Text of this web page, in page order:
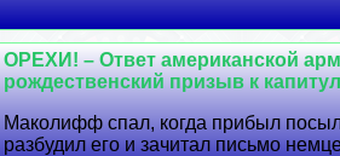
ОРЕХИ! – Ответ американской
рождественский призыв к
Маколифф спал, когда прибыл
разбудил его и зачитал письмо